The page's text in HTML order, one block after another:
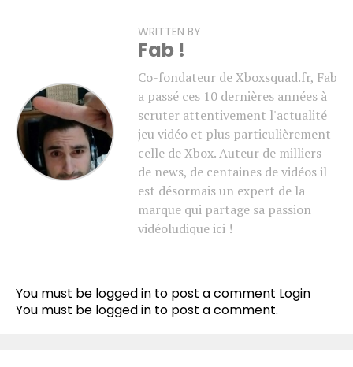
WRITTEN BY
Fab !
Co-fondateur de Xboxsquad.fr, Fab
a passé ces 10 dernières années à
scruter attentivement l'actualité
jeu vidéo et plus particulièrement
celle de Xbox. Auteur de milliers
de news, de centaines de vidéos il
est désormais un expert de la
marque qui partage sa passion
vidéoludique ici !
You must be logged in to post a comment Login
You must be logged in to post a comment.